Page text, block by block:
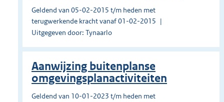
Geldend van 05-02-2015 t/m heden met
terugwerkende kracht vanaf 01-02-2015
Uitgegeven door: Tynaarlo
Aanwijzing buitenplanse
omgevingsplanactiviteiten
Geldend van 10-01-2023 t/m heden met